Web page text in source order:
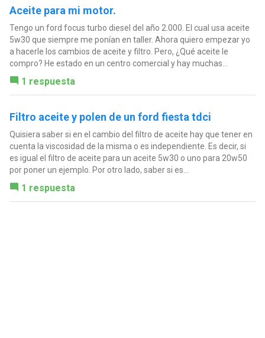
Aceite para mi motor.
Tengo un ford focus turbo diesel del año 2.000. El cual usa aceite
5w30 que siempre me ponían en taller. Ahora quiero empezar yo
a hacerle los cambios de aceite y filtro. Pero, ¿Qué aceite le
compro? He estado en un centro comercial y hay muchas...
1 respuesta
Filtro aceite y polen de un ford fiesta tdci
Quisiera saber si en el cambio del filtro de aceite hay que tener en
cuenta la viscosidad de la misma o es independiente. Es decir, si
es igual el filtro de aceite para un aceite 5w30 o uno para 20w50
por poner un ejemplo. Por otro lado, saber si es...
1 respuesta